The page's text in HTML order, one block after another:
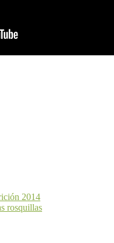
2014
rosquillas